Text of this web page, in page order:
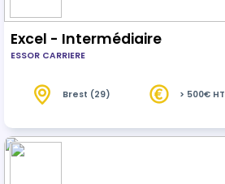
Excel - Intermédiaire
ESSOR CARRIERE
Brest (29) > 500€ HT